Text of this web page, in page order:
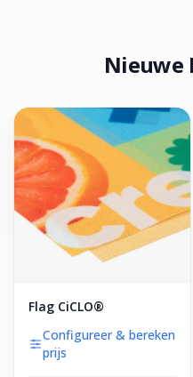
Nieuwe
Flag CiCLO®
Configureer & bereken
prijs